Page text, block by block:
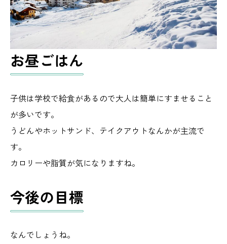
お昼ごはん
子供は学校で給食があるので大人は簡単にすませること
が多いです。
うどんやホットサンド、テイクアウトなんかが主流で
す。
カロリーや脂質が気になりますね。
今後の目標
なんでしょうね。